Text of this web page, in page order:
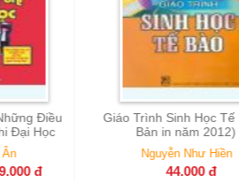
Học Tế Bào (
2012)
Như Hiền
đ
Sự Kì Diệu Của
Theoni
80.000